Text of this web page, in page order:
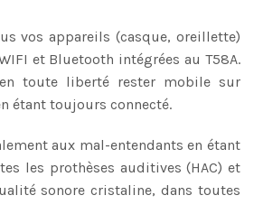
vos appareils (casque, oreillette)
et Bluetooth intégrées au T58A.
toute liberté rester mobile sur
étant toujours connecté.
aux mal-entendants en étant
les prothèses auditives (HAC) et
sonore cristaline, dans toutes